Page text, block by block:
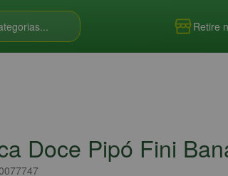
Retire
Doce Pipó Fini